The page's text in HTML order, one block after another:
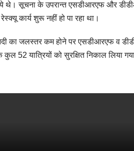
थे। सूचना के उपरान्त एसडीआरएफ और
कार्य शुरू नहीं हो पा रहा था।
का जलस्तर कम होने पर एसडीआरएफ व
कुल 52 यात्रियों को सुरक्षित निकाल लिया